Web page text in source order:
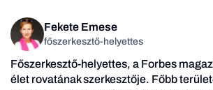
Fekete Emese
főszerkesztő-helyettes
Főszerkesztő-helyettes, a Forbes
élet rovatának szerkesztője. Főbb